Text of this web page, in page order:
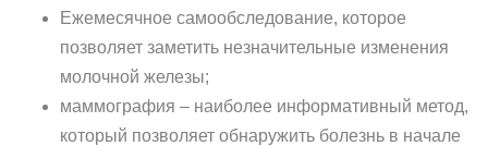
Ежемесячное самообследование, которое
позволяет заметить незначительные изменения
молочной железы;
маммография – наиболее информативный метод,
который позволяет обнаружить болезнь в начале